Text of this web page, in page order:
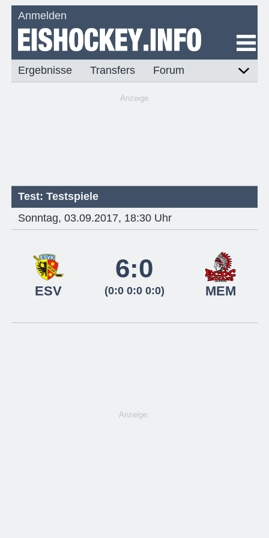
Anmelden
Ergebnisse Transfers Forum
Anzeige
Test: Testspiele
Sonntag, 03.09.2017, 18:30 Uhr
ESV
6:0
(0:0 0:0 0:0) MEM
Anzeige: